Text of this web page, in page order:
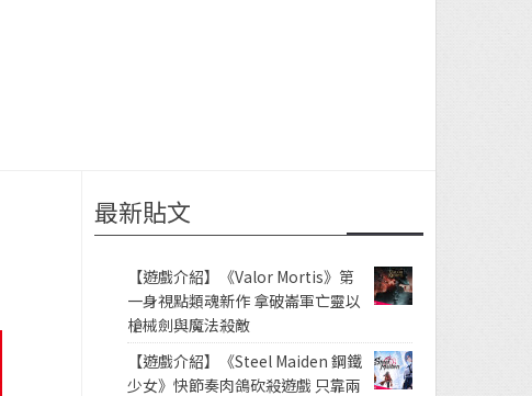
最新貼文
【遊戲介紹】《Valor Mortis》第
一身視點類魂新作 拿破崙軍亡靈以
槍械劍與魔法殺敵
【遊戲介紹】《Steel Maiden 鋼鐵
少女》快節奏肉鴿砍殺遊戲 只靠兩